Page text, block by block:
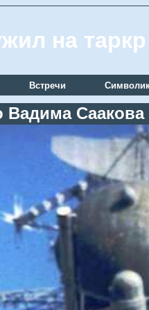
на
Встречи
Вадима Саакова